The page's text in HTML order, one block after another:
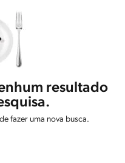
resultado
fazer uma nova busca.